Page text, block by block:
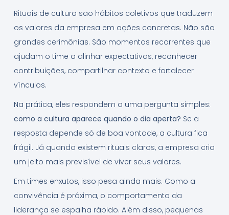
Rituais de cultura são hábitos coletivos que traduzem
os valores da empresa em ações concretas. Não são
grandes cerimônias. São momentos recorrentes que
ajudam o time a alinhar expectativas, reconhecer
contribuições, compartilhar contexto e fortalecer
vínculos.
Na prática, eles respondem a uma pergunta simples:
como a cultura aparece quando o dia aperta? Se a
resposta depende só de boa vontade, a cultura fica
frágil. Já quando existem rituais claros, a empresa cria
um jeito mais previsível de viver seus valores.
Em times enxutos, isso pesa ainda mais. Como a
convivência é próxima, o comportamento da
liderança se espalha rápido. Além disso, pequenas